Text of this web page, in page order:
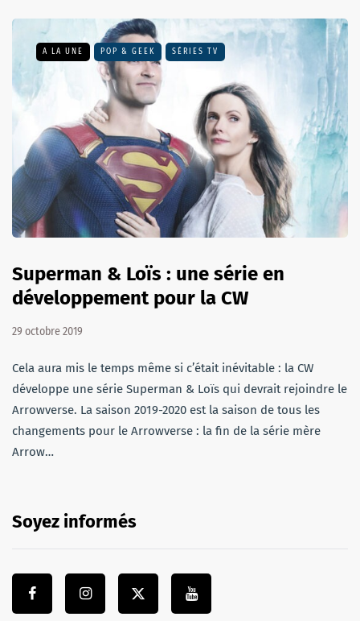
A LA UNE POP & GEEK SÉRIES TV
Superman & Loïs : une série en
développement pour la CW
29 octobre 2019
Cela aura mis le temps même si c’était inévitable : la CW
développe une série Superman & Loïs qui devrait rejoindre le
Arrowverse. La saison 2019-2020 est la saison de tous les
changements pour le Arrowverse : la fin de la série mère
Arrow…
Soyez informés